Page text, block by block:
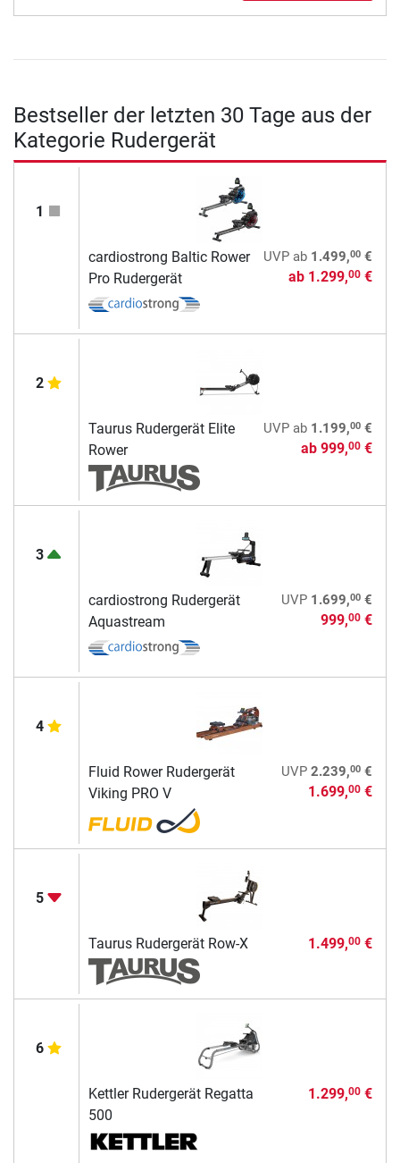
Bestseller der letzten 30 Tage aus der
Kategorie Rudergerät
1
cardiostrong Baltic Rower
Pro Rudergerät
UVPab 1.499,00€
ab 1.299,00€
2
Taurus Rudergerät Elite
Rower
UVPab 1.199,00€
ab 999,00€
3
cardiostrong Rudergerät
Aquastream
UVP 1.699,00€
999,00€
4
Fluid Rower Rudergerät
Viking PRO V
UVP 2.239,00€
1.699,00€
5
Taurus Rudergerät Row-X 1.499,00€
6
Kettler Rudergerät Regatta
500
1.299,00€